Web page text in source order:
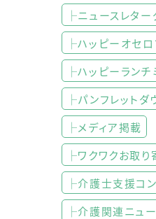
├ニュースレター
├ハッピーオセロ
├ハッピーランチ
├パンフレットダ
├メディア掲載
├ワクワクお取り
├介護士支援コ
├介護関連ニュ